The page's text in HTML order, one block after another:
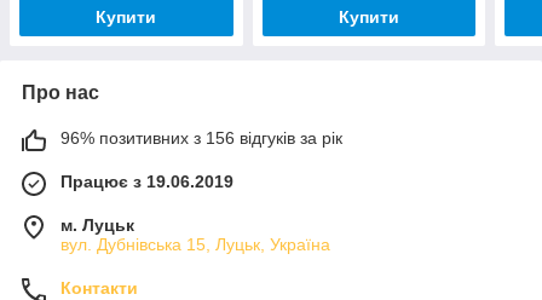
Купити Купити
Про нас
96% позитивних з 156 відгуків за рік
Працює з 19.06.2019
м. Луцьк
вул. Дубнівська 15, Луцьк, Україна
Контакти